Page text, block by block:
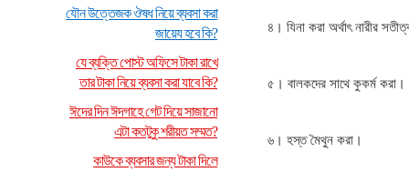
যৌন উত্তেজক ঔষধ নিয়ে ব্যবসা করা
জায়েয হবে কি?
যে ব্যক্তি পোস্ট অফিসে টাকা রাখে
তার টাকা নিয়ে ব্যবসা করা যাবে কি?
ঈদের দিন ঈদগাহে গেট দিয়ে সাজানো
এটা কতটুকু শরীয়ত সম্মত?
কাউকে ব্যবসার জন্য টাকা দিলে
৪। যিনা করা অর্থাৎ নারীর
৫। বালকদের সাথে কুকর্ম করা।
৬। হস্ত মৈথুন করা।